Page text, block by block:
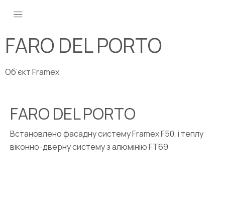
FARO DEL PORTO
Об’єкт Framex
FARO DEL PORTO
Встановлено фасадну систему Framex F50, і теплу
віконно-дверну систему з алюмінію FT69